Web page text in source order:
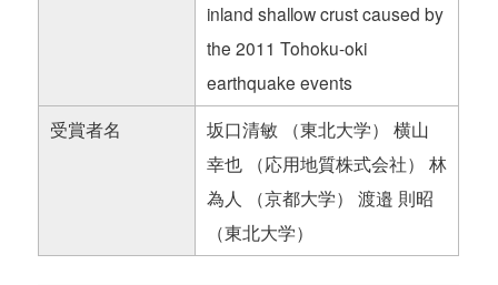
inland shallow crust caused by
the 2011 Tohoku-oki
earthquake events
受賞者名
坂口清敏 （東北大学） 横山
幸也 （応用地質株式会社） 林
為人 （京都大学） 渡邉 則昭
（東北大学）